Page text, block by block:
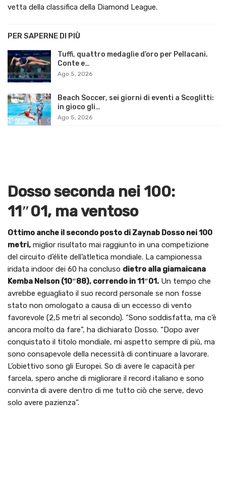
vetta della classifica della Diamond League.
PER SAPERNE DI PIÙ
Tuffi, quattro medaglie d’oro per Pellacani.
Conte e…
Ago 5, 2026
Beach Soccer, sei giorni di eventi a Scoglitti:
in gioco gli…
Ago 5, 2026
Dosso seconda nei 100:
11″01, ma ventoso
Ottimo anche il secondo posto di Zaynab Dosso nei 100
metri, miglior risultato mai raggiunto in una competizione
del circuito d’élite dell’atletica mondiale. La campionessa
iridata indoor dei 60 ha concluso dietro alla giamaicana
Kemba Nelson (10″88), correndo in 11″01. Un tempo che
avrebbe eguagliato il suo record personale se non fosse
stato non omologato a causa di un eccesso di vento
favorevole (2,5 metri al secondo). “Sono soddisfatta, ma c’è
ancora molto da fare”, ha dichiarato Dosso. “Dopo aver
conquistato il titolo mondiale, mi aspetto sempre di più, ma
sono consapevole della necessità di continuare a lavorare.
L’obiettivo sono gli Europei. So di avere le capacità per
farcela, spero anche di migliorare il record italiano e sono
convinta di avere dentro di me tutto ciò che serve, devo
solo avere pazienza”.